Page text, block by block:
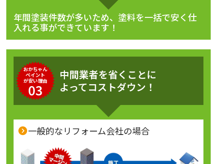
年間塗装件数が多いため、塗料を一括で安く仕
入れる事ができています！
おかちゃん
ペイント
が安い理由
03
中間業者を省くことに
よってコストダウン！
一般的なリフォーム会社の場合